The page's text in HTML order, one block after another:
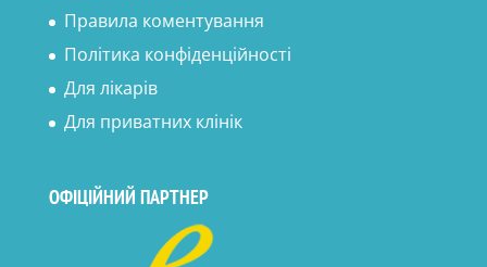
Правила коментування
Політика конфіденційності
Для лікарів
Для приватних клінік
ОФІЦІЙНИЙ ПАРТНЕР